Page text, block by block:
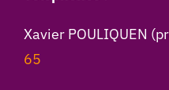
Xavier POULIQUEN
65